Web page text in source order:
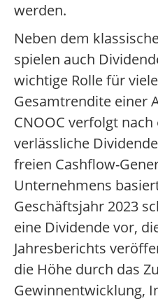
werden.
Neben dem
spielen auch
wichtige Rolle für
Gesamtrendite einer
CNOOC verfolgt
verlässliche
freien Cashflow-
Unternehmens
Geschäftsjahr 2023
eine Dividende vor,
Jahresberichts
die Höhe durch das
Gewinnentwicklung,